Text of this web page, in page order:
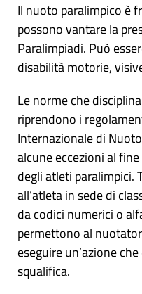
Il nuoto paralimpico è
possono vantare la
Paralimpiadi. Può
disabilità motorie,
Le norme che
riprendono i
Internazionale di
alcune eccezioni al
degli atleti paralimpici.
all’atleta in sede di
da codici numerici o
permettono al
eseguire un’azione
squalifica.